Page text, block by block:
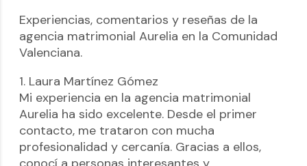
Experiencias, comentarios y reseñas de la
agencia matrimonial Aurelia en la Comunidad
Valenciana.
1. Laura Martínez Gómez
Mi experiencia en la agencia matrimonial
Aurelia ha sido excelente. Desde el primer
contacto, me trataron con mucha
profesionalidad y cercanía. Gracias a ellos,